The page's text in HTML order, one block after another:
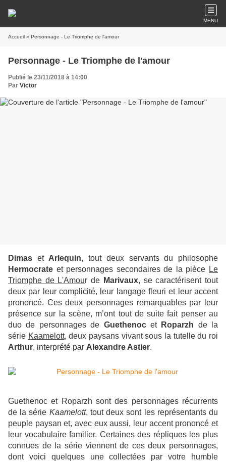
MENU
Accueil » Personnage - Le Triomphe de l'amour
Personnage - Le Triomphe de l'amour
Publié le 23/11/2018 à 14:00
Par Victor
Dimas et Arlequin, tout deux servants du philosophe
Hermocrate et personnages secondaires de la pièce Le
Triomphe de L'Amour de Marivaux, se caractérisent tout
deux par leur complicité, leur langage fleuri et leur accent
prononcé. Ces deux personnages remarquables par leur
présence sur la scène, m’ont tout de suite fait penser au
duo de personnages de Guethenocet Roparzh de la
série Kaamelott, deux paysans vivant sous la tutelle du roi
Arthur, interprété par Alexandre Astier.
Guethenoc et Roparzh sont des personnages récurrents
de la série Kaamelott, tout deux sont les représentants du
peuple paysan et, avec eux aussi, leur accent prononcé et
leur vocabulaire familier. Certaines des répliques les plus
connues de la série viennent de ces deux personnages,
dont voici quelques une collectées par votre humble